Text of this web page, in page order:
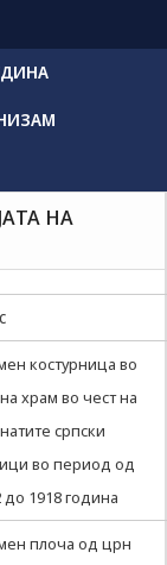
НА
костурница во
храм во чест на
српски
во период од
до 1918 година
плоча од црн
се
во
на
ја
сесијата